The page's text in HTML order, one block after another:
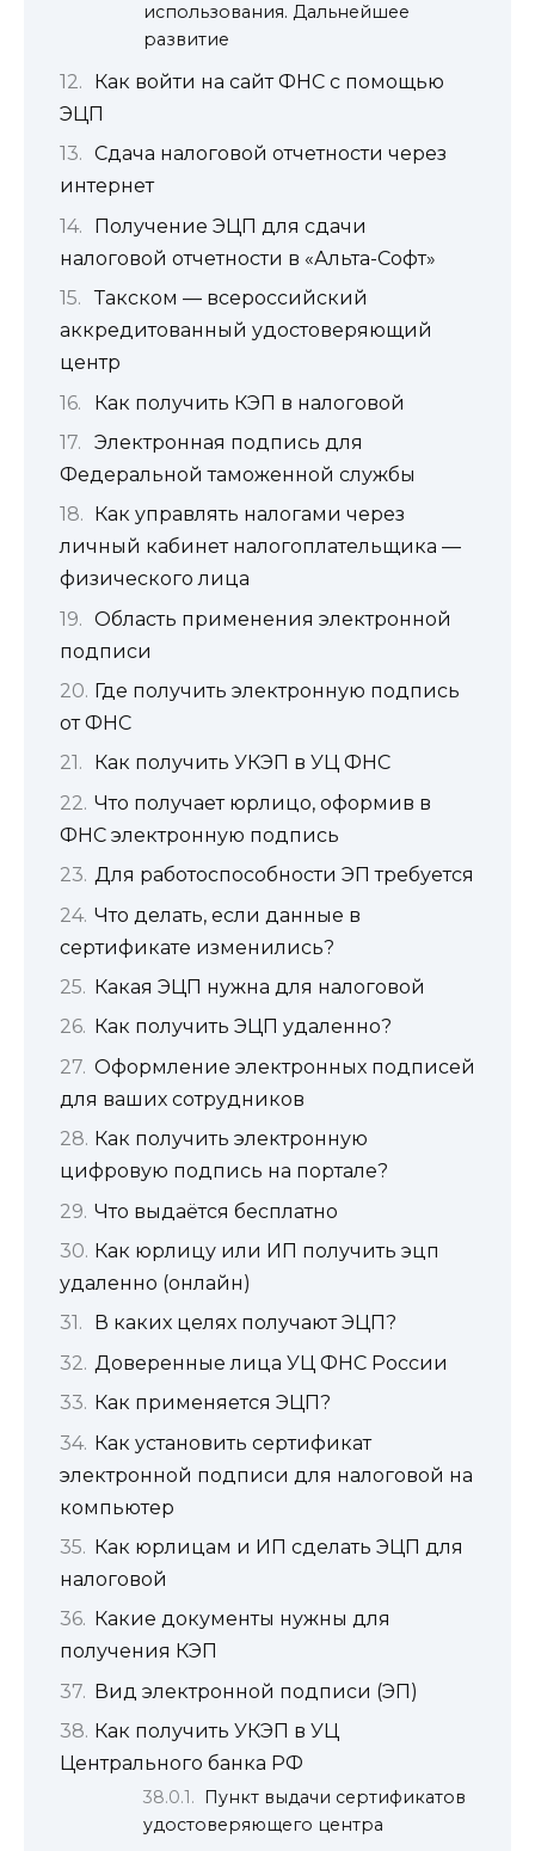
использования. Дальнейшее
развитие
Как войти на сайт ФНС с помощью
ЭЦП
Сдача налоговой отчетности через
интернет
Получение ЭЦП для сдачи
налоговой отчетности в «Альта-Софт»
Такском — всероссийский
аккредитованный удостоверяющий
центр
Как получить КЭП в налоговой
Электронная подпись для
Федеральной таможенной службы
Как управлять налогами через
личный кабинет налогоплательщика —
физического лица
Область применения электронной
подписи
Где получить электронную подпись
от ФНС
Как получить УКЭП в УЦ ФНС
Что получает юрлицо, оформив в
ФНС электронную подпись
Для работоспособности ЭП требуется
Что делать, если данные в
сертификате изменились?
Какая ЭЦП нужна для налоговой
Как получить ЭЦП удаленно?
Оформление электронных подписей
для ваших сотрудников
Как получить электронную
цифровую подпись на портале?
Что выдаётся бесплатно
Как юрлицу или ИП получить эцп
удаленно (онлайн)
В каких целях получают ЭЦП?
Доверенные лица УЦ ФНС России
Как применяется ЭЦП?
Как установить сертификат
электронной подписи для налоговой на
компьютер
Как юрлицам и ИП сделать ЭЦП для
налоговой
Какие документы нужны для
получения КЭП
Вид электронной подписи (ЭП)
Как получить УКЭП в УЦ
Центрального банка РФ
Пункт выдачи сертификатов
удостоверяющего центра